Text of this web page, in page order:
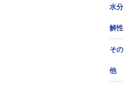
水分
解性
その
他